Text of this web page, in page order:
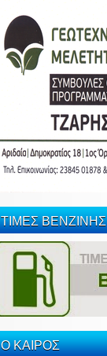
ΤΙΜΕΣ ΒΕΝΖΙΝΗΣ
Ο ΚΑΙΡΟΣ